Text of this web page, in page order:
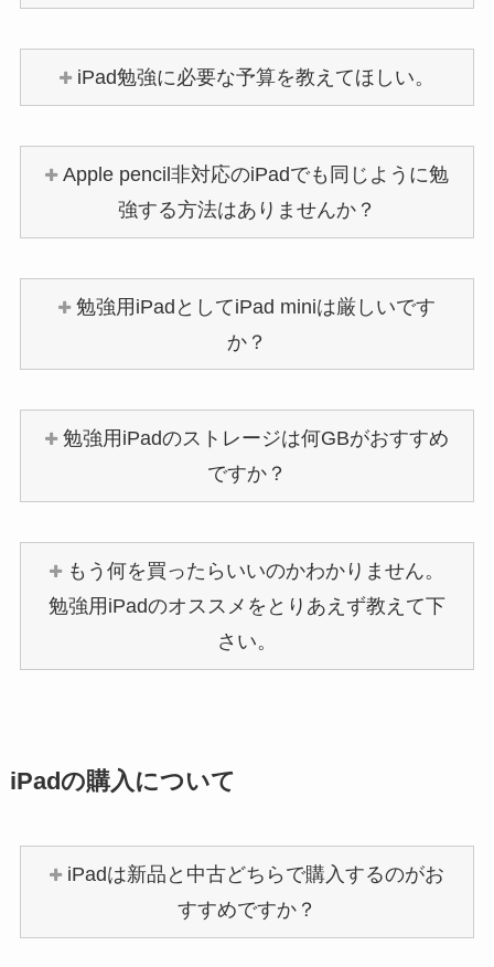
iPad勉強に必要な予算を教えてほしい。
Apple pencil非対応のiPadでも同じように勉
強する方法はありませんか？
勉強用iPadとしてiPad miniは厳しいです
か？
勉強用iPadのストレージは何GBがおすすめ
ですか？
もう何を買ったらいいのかわかりません。
勉強用iPadのオススメをとりあえず教えて下
さい。
iPadの購入について
iPadは新品と中古どちらで購入するのがお
すすめですか？